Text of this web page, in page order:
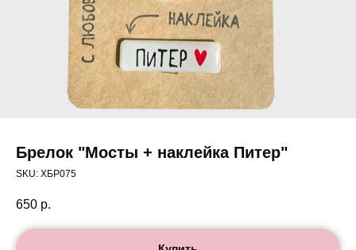
Брелок "Мосты + наклейка Питер"
SKU: ХБР075
650 р.